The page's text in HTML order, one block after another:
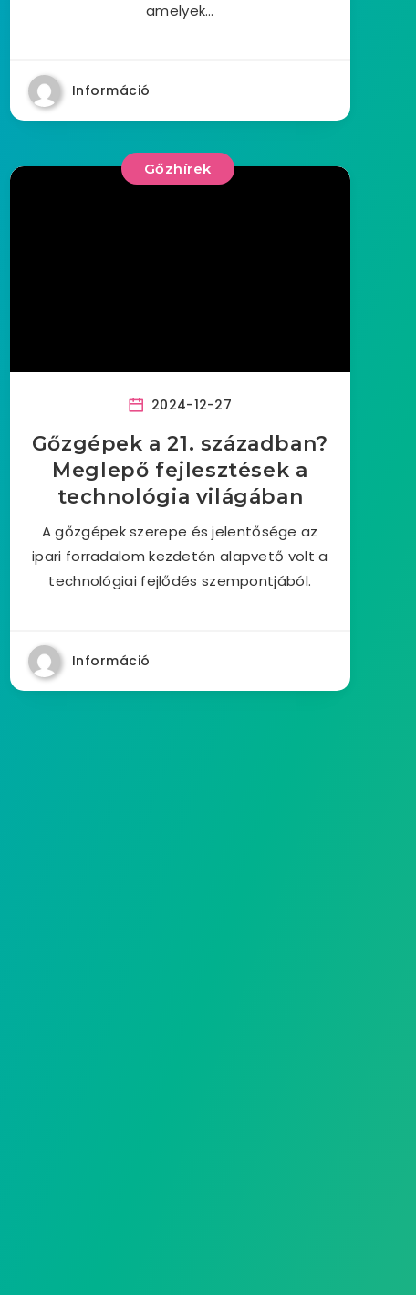
amelyek…
Információ
Gőzhírek
2024-12-27
Gőzgépek a 21. században?
Meglepő fejlesztések a
technológia világában
A gőzgépek szerepe és jelentősége az
ipari forradalom kezdetén alapvető volt a
technológiai fejlődés szempontjából.
Információ